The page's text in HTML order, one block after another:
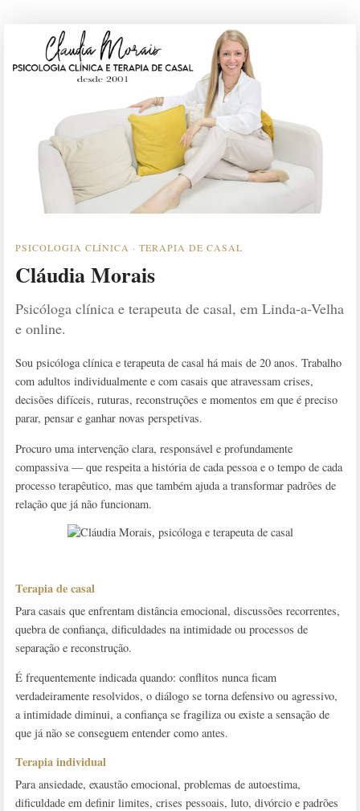
PSICOLOGIA CLÍNICA · TERAPIA DE CASAL
Cláudia Morais
Psicóloga clínica e terapeuta de casal, em Linda-a-Velha
e online.
Sou psicóloga clínica e terapeuta de casal há mais de 20 anos. Trabalho
com adultos individualmente e com casais que atravessam crises,
decisões difíceis, ruturas, reconstruções e momentos em que é preciso
parar, pensar e ganhar novas perspetivas.
Procuro uma intervenção clara, responsável e profundamente
compassiva — que respeita a história de cada pessoa e o tempo de cada
processo terapêutico, mas que também ajuda a transformar padrões de
relação que já não funcionam.
Terapia de casal
Para casais que enfrentam distância emocional, discussões recorrentes,
quebra de confiança, dificuldades na intimidade ou processos de
separação e reconstrução.
É frequentemente indicada quando: conflitos nunca ficam
verdadeiramente resolvidos, o diálogo se torna defensivo ou agressivo,
a intimidade diminui, a confiança se fragiliza ou existe a sensação de
que já não se conseguem entender como antes.
Terapia individual
Para ansiedade, exaustão emocional, problemas de autoestima,
dificuldade em definir limites, crises pessoais, luto, divórcio e padrões